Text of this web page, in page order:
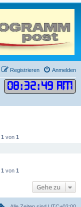
Anmelden
Registrieren
08:32:49 AM
1 von 1
1 von 1
Gehe zu